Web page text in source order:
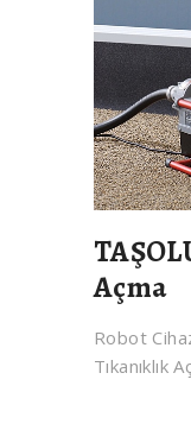
Açma
Robot
Tıkanıklık